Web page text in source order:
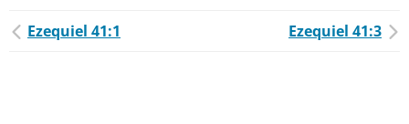
Ezequiel 41:1 Ezequiel 41:3